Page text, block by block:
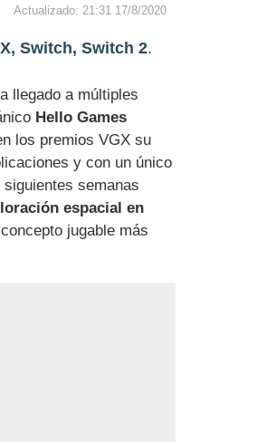
Actualizado: 21:31 17/8/2020
Switch, Switch 2.
llegado a múltiples
Hello Games
los premios VGX su
y con un único
semanas
espacial en
jugable más